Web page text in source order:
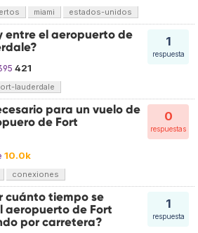
miami estados-unidos
1
respuesta
entre el aeropuerto de
421
lauderdale
0
respuestas
para un vuelo de
de Fort
10.0k
conexiones
1
respuesta
cuánto tiempo se
aeropuerto de Fort
por carretera?